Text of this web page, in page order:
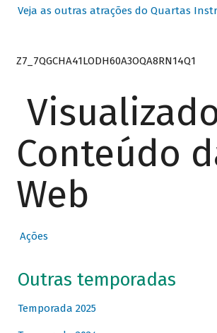
Veja as outras atrações do Quartas
Z7_7QGCHA41LODH60A3OQA8RN14Q1
Conteúdo
Web
Ações
Outras temporadas
Temporada 2025